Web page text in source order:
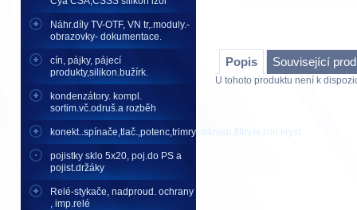
Náhr.díly TV-OTF, VN tr,.moduly.-
obrazovky- dokumentace.
cín, pájky, pájecí
produkty,silikon.bužírk.
kondenzátory. kompl.
sortim.vč.odruš.a rozběh
konekt..spínače,tlač.,potenc,trimry,mikrosp,filtry,rezon.kryst..
pojistky sklo 5x20, poj.do PS a
pojist.držáky
Relé-stykače, nadproud. ochrany
, imp.relé
Popis Související
U tohoto produktu není k